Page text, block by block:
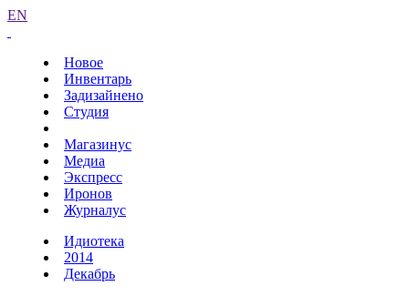
EN
Новое
Инвентарь
Задизайнено
Студия
Магазинус
Медиа
Экспресс
Иронов
Журналус
Идиотека
2014
Декабрь